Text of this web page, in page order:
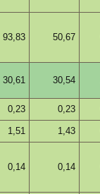
93,83 50,67
30,61 30,54
0,23 0,23
1,51 1,43
0,14 0,14